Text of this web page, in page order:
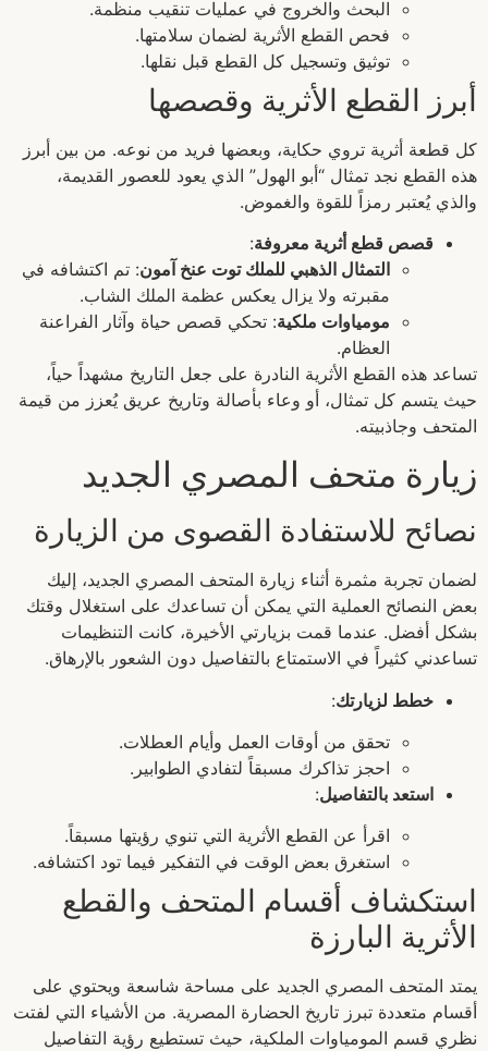
البحث والخروج في عمليات تنقيب منظمة.
فحص القطع الأثرية لضمان سلامتها.
توثيق وتسجيل كل القطع قبل نقلها.
أبرز القطع الأثرية وقصصها
كل قطعة أثرية تروي حكاية، وبعضها فريد من نوعه. من بين أبرز
هذه القطع نجد تمثال “أبو الهول” الذي يعود للعصور القديمة،
والذي يُعتبر رمزاً للقوة والغموض.
قصص قطع أثرية معروفة:
التمثال الذهبي للملك توت عنخ آمون: تم اكتشافه في
مقبرته ولا يزال يعكس عظمة الملك الشاب.
مومياوات ملكية: تحكي قصص حياة وآثار الفراعنة
العظام.
تساعد هذه القطع الأثرية النادرة على جعل التاريخ مشهداً حياً،
حيث يتسم كل تمثال، أو وعاء بأصالة وتاريخ عريق يُعزز من قيمة
المتحف وجاذبيته.
زيارة متحف المصري الجديد
نصائح للاستفادة القصوى من الزيارة
لضمان تجربة مثمرة أثناء زيارة المتحف المصري الجديد، إليك
بعض النصائح العملية التي يمكن أن تساعدك على استغلال وقتك
بشكل أفضل. عندما قمت بزيارتي الأخيرة، كانت التنظيمات
تساعدني كثيراً في الاستمتاع بالتفاصيل دون الشعور بالإرهاق.
خطط لزيارتك:
تحقق من أوقات العمل وأيام العطلات.
احجز تذاكرك مسبقاً لتفادي الطوابير.
استعد بالتفاصيل:
اقرأ عن القطع الأثرية التي تنوي رؤيتها مسبقاً.
استغرق بعض الوقت في التفكير فيما تود اكتشافه.
استكشاف أقسام المتحف والقطع
الأثرية البارزة
يمتد المتحف المصري الجديد على مساحة شاسعة ويحتوي على
أقسام متعددة تبرز تاريخ الحضارة المصرية. من الأشياء التي لفتت
نظري قسم المومياوات الملكية، حيث تستطيع رؤية التفاصيل